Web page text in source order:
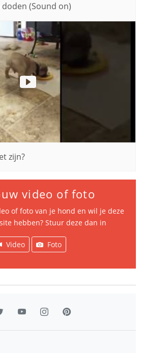
(Sound on)
zijn?
video of foto
of foto van je hond en wil je deze
hebben? Stuur deze dan in
Video Foto